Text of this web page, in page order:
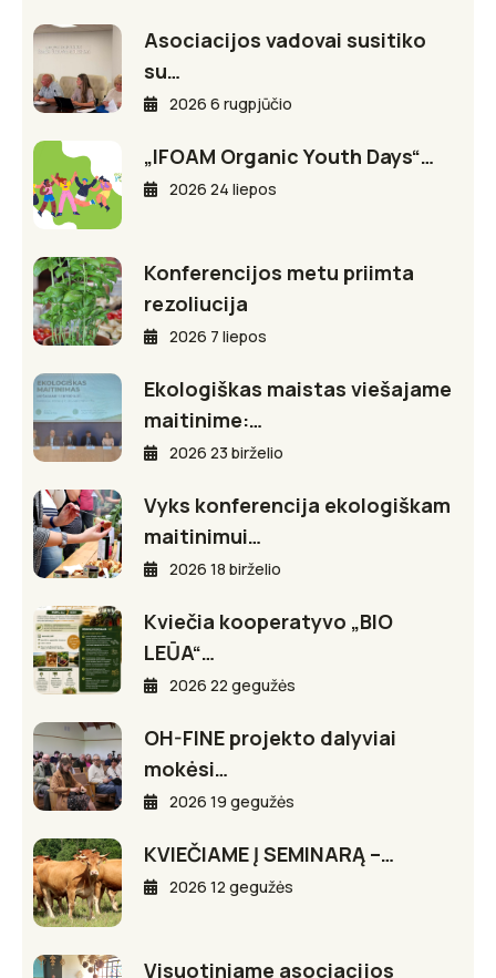
Asociacijos vadovai susitiko
su…
2026 6 rugpjūčio
„IFOAM Organic Youth Days“…
2026 24 liepos
Konferencijos metu priimta
rezoliucija
2026 7 liepos
Ekologiškas maistas viešajame
maitinime:…
2026 23 birželio
Vyks konferencija ekologiškam
maitinimui…
2026 18 birželio
Kviečia kooperatyvo „BIO
LEŪA“…
2026 22 gegužės
OH-FINE projekto dalyviai
mokėsi…
2026 19 gegužės
KVIEČIAME Į SEMINARĄ –…
2026 12 gegužės
Visuotiniame asociacijos